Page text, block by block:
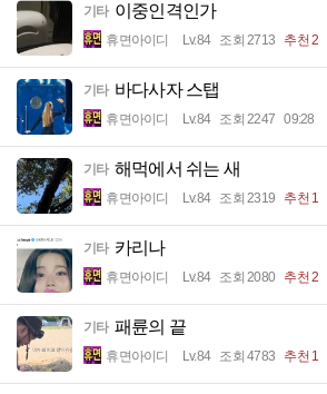
기타 이중인격인가
휴면아이디 Lv.84 조회 2713 추천 2
기타 바다사자 스탭
휴면아이디 Lv.84 조회 2247 09:28
기타 해먹에서 쉬는 새
휴면아이디 Lv.84 조회 2319 추천 1
기타 카리나
휴면아이디 Lv.84 조회 2080 추천 2
기타 패륜의 끝
휴면아이디 Lv.84 조회 4783 추천 1